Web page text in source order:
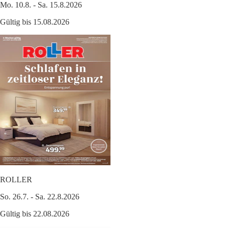
Mo. 10.8. - Sa. 15.8.2026
Gültig bis 15.08.2026
ROLLER
So. 26.7. - Sa. 22.8.2026
Gültig bis 22.08.2026